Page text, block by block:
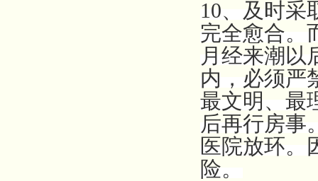
10、及时采
完全愈合。
月经来潮以
内，必须严
最文明、最
后再行房事
医院放环。
险。